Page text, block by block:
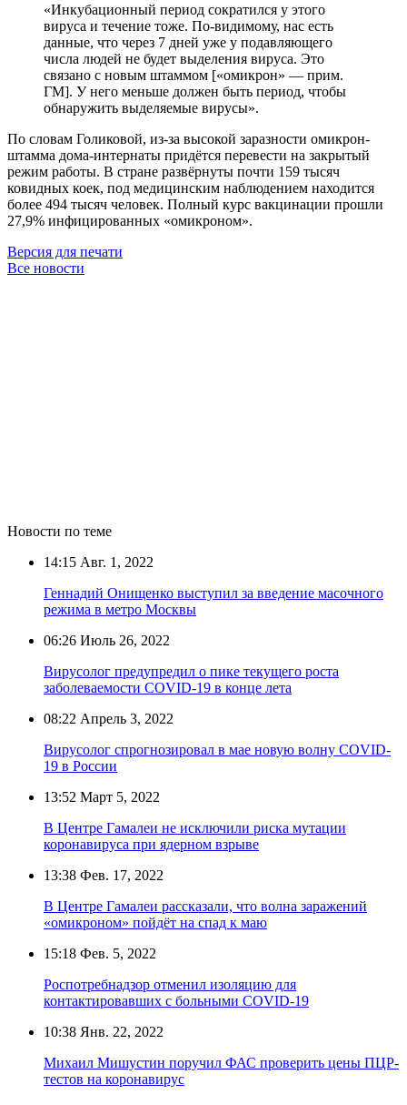
«Инкубационный период сократился у этого
вируса и течение тоже. По-видимому, нас есть
данные, что через 7 дней уже у подавляющего
числа людей не будет выделения вируса. Это
связано с новым штаммом [«омикрон» — прим.
ГМ]. У него меньше должен быть период, чтобы
обнаружить выделяемые вирусы».
По словам Голиковой, из-за высокой заразности омикрон-
штамма дома-интернаты придётся перевести на закрытый
режим работы. В стране развёрнуты почти 159 тысяч
ковидных коек, под медицинским наблюдением находится
более 494 тысяч человек. Полный курс вакцинации прошли
27,9% инфицированных «омикроном».
Версия для печати
Все новости
Новости по теме
14:15 Авг. 1, 2022
Геннадий Онищенко выступил за введение масочного
режима в метро Москвы
06:26 Июль 26, 2022
Вирусолог предупредил о пике текущего роста
заболеваемости COVID-19 в конце лета
08:22 Апрель 3, 2022
Вирусолог спрогнозировал в мае новую волну COVID-
19 в России
13:52 Март 5, 2022
В Центре Гамалеи не исключили риска мутации
коронавируса при ядерном взрыве
13:38 Фев. 17, 2022
В Центре Гамалеи рассказали, что волна заражений
«омикроном» пойдёт на спад к маю
15:18 Фев. 5, 2022
Роспотребнадзор отменил изоляцию для
контактировавших с больными COVID-19
10:38 Янв. 22, 2022
Михаил Мишустин поручил ФАС проверить цены ПЦР-
тестов на коронавирус